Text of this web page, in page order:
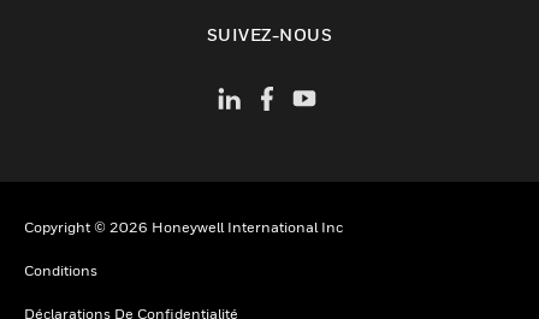
SUIVEZ-NOUS
Copyright © 2026 Honeywell International Inc
Conditions
Déclarations De Confidentialité